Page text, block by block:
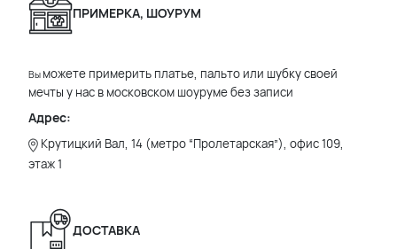
ПРИМЕРКА, ШОУРУМ
Вы можете примерить платье, пальто или шубку своей
мечты у нас в московском шоуруме без записи
Адрес:
Крутицкий Вал, 14 (метро “Пролетарская”), офис 109,
этаж 1
ДОСТАВКА